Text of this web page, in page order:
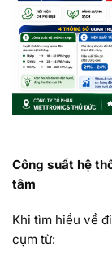
Công suất hệ
tâm
Khi tìm hiểu về
cụm từ: